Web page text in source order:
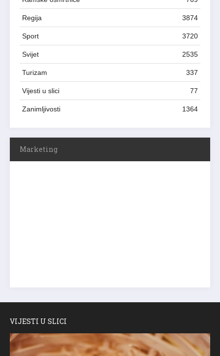
Regija 3874
Sport 3720
Svijet 2535
Turizam 337
Vijesti u slici 77
Zanimljivosti 1364
Marketing
VIJESTI U SLICI